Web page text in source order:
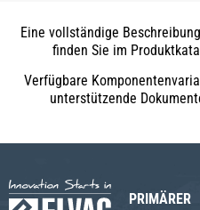
Eine vollständige
finden Sie im
Verfügbare
unterstützende
PRIMÄRER